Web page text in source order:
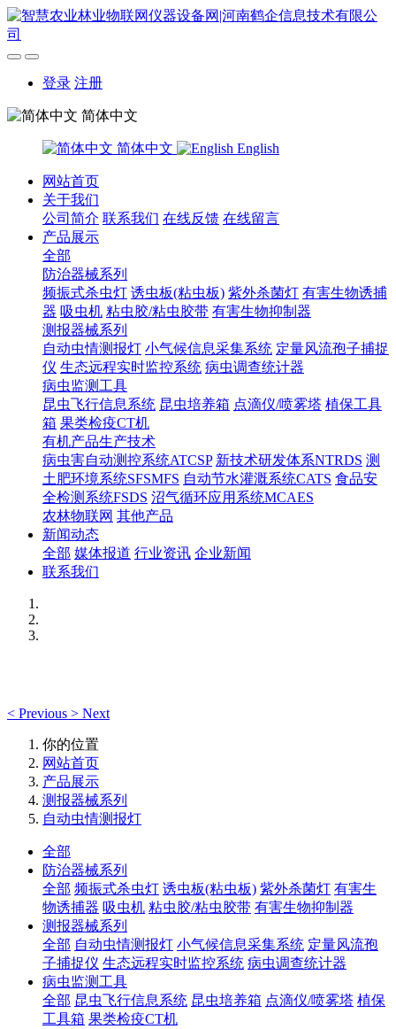
登录 注册
简体中文
简体中文 English
网站首页
关于我们
公司简介 联系我们 在线反馈 在线留言
产品展示
全部
防治器械系列
频振式杀虫灯 诱虫板(粘虫板) 紫外杀菌灯 有害生物诱捕
器 吸虫机 粘虫胶/粘虫胶带 有害生物抑制器
测报器械系列
自动虫情测报灯 小气候信息采集系统 定量风流孢子捕捉
仪 生态远程实时监控系统 病虫调查统计器
病虫监测工具
昆虫飞行信息系统 昆虫培养箱 点滴仪/喷雾塔 植保工具
箱 果类检疫CT机
有机产品生产技术
病虫害自动测控系统ATCSP 新技术研发体系NTRDS 测
土肥环境系统SFSMFS 自动节水灌溉系统CATS 食品安
全检测系统FSDS 沼气循环应用系统MCAES
农林物联网 其他产品
新闻动态
全部 媒体报道 行业资讯 企业新闻
联系我们
< Previous > Next
你的位置
网站首页
产品展示
测报器械系列
自动虫情测报灯
全部
防治器械系列
全部 频振式杀虫灯 诱虫板(粘虫板) 紫外杀菌灯 有害生
物诱捕器 吸虫机 粘虫胶/粘虫胶带 有害生物抑制器
测报器械系列
全部 自动虫情测报灯 小气候信息采集系统 定量风流孢
子捕捉仪 生态远程实时监控系统 病虫调查统计器
病虫监测工具
全部 昆虫飞行信息系统 昆虫培养箱 点滴仪/喷雾塔 植保
工具箱 果类检疫CT机